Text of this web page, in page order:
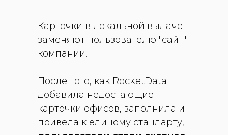
Карточки в локальной выдаче
заменяют пользователю "сайт"
компании.
После того, как RocketData
добавила недостающие
карточки офисов, заполнила и
привела к единому стандарту,